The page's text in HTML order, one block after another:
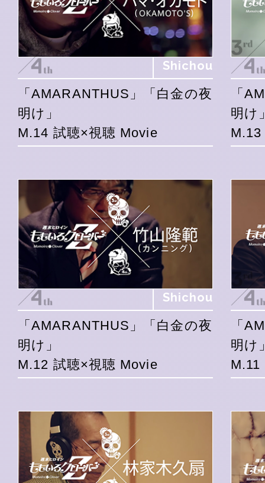
Shichou
「AMARANTHUS」「白金の夜
明け」
M.14 試聴×視聴 Movie
「
明け
Shichou
「AMARANTHUS」「白金の夜
明け」
M.12 試聴×視聴 Movie
「
明け